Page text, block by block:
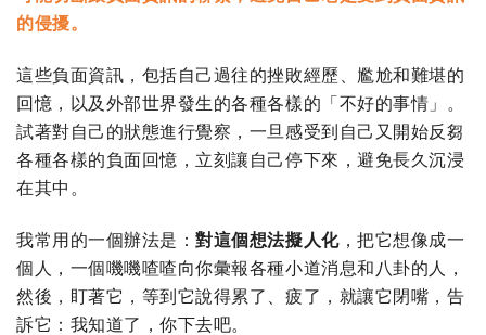
的侵擾。
這些負面資訊，包括自己過往的挫敗經歷、尷尬和難堪的
回憶，以及外部世界發生的各種各樣的「不好的事情」。
試著對自己的狀態進行覺察，一旦感受到自己又開始反芻
各種各樣的負面回憶，立刻讓自己停下來，避免長久沉浸
在其中。
我常用的一個辦法是：對這個想法擬人化，把它想像成一
個人，一個嘰嘰喳喳向你彙報各種小道消息和八卦的人，
然後，盯著它，等到它說得累了、疲了，就讓它閉嘴，告
訴它：我知道了，你下去吧。